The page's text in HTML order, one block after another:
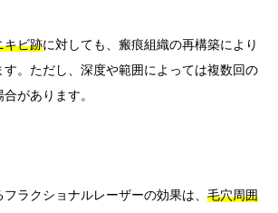
キビ跡に対しても、瘢痕組織の再構築により
。ただし、深度や範囲によっては複数回の
があります。
ラクショナルレーザーの効果は、 毛穴周囲